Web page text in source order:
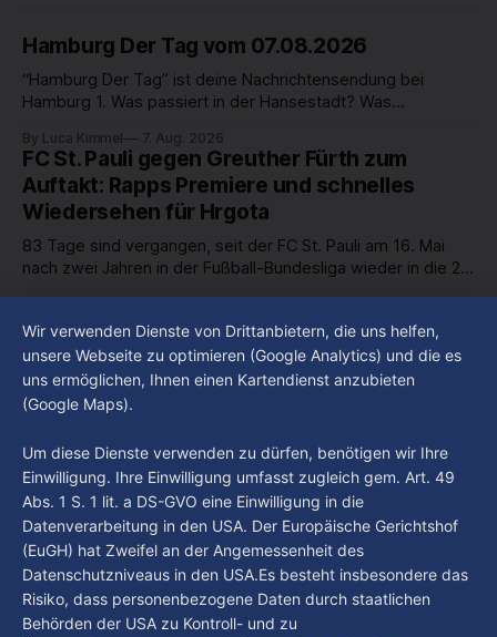
Hamburg Der Tag vom 07.08.2026
“Hamburg Der Tag” ist deine Nachrichtensendung bei
Hamburg 1. Was passiert in der Hansestadt? Was
in unserer Stadt an? Fragen, die von Montag bis Freitag LIVE
um 18 Uhr beantwortet werden - auf YouTube und im TV.
By Luca Kimmel 7. Aug. 2026
FC St. Pauli gegen Greuther Fürth zum
Auftakt: Rapps Premiere und schnelles
Wiedersehen für Hrgota
83 Tage sind vergangen, seit der FC St. Pauli am 16. Mai
nach zwei Jahren in der Fußball-Bundesliga wieder in die 2.
haben den Kiezclub verlassen. Dafür kamen in den letzten
Wochen einige
Im Gespräch mit Christian Pothe - Heute zu
Gast: Götz Tintelnot
By Luca Kimmel 6. Aug. 2026
Nissi's Kunstwelt - Folge 18
By Luca Kimmel 6. Aug. 2026
Wir verwenden Dienste von Drittanbietern, die uns helfen,
unsere Webseite zu optimieren (Google Analytics) und die es
uns ermöglichen, Ihnen einen Kartendienst anzubieten
(Google Maps).
Um diese Dienste verwenden zu dürfen, benötigen wir Ihre
Einwilligung. Ihre Einwilligung umfasst zugleich gem. Art. 49
Abs. 1 S. 1 lit. a DS-GVO eine Einwilligung in die
Datenverarbeitung in den USA. Der Europäische Gerichtshof
(EuGH) hat Zweifel an der Angemessenheit des
Datenschutzniveaus in den USA.Es besteht insbesondere das
Risiko, dass personenbezogene Daten durch staatlichen
Behörden der USA zu Kontroll- und zu